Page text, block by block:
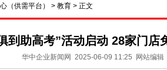
（供需平台） > 教育 > 正文
到助高考”活动启动 28家门店
华中企业新闻网 2025-06-09 11:25 网站编辑